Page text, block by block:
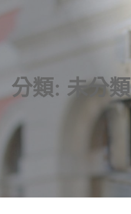
分類: 未分類